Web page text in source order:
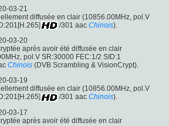
03-21
diffusée en clair (10856.00MHz, pol.V
/301 aac Chinois).
03-20
après avoir été diffusée en clair
pol.V SR:30000 FEC:1/2 SID:1
Chinois (DVB Scrambling & VisionCrypt).
03-19
diffusée en clair (10856.00MHz, pol.V
/301 aac Chinois).
03-17
après avoir été diffusée en clair